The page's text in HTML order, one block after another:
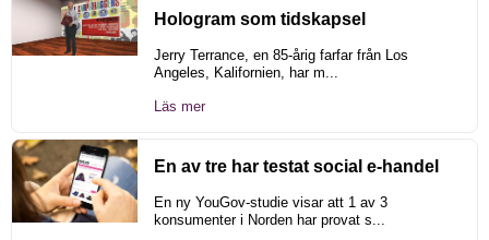
Hologram som tidskapsel
Jerry Terrance, en 85-årig farfar från Los
Angeles, Kalifornien, har m...
Läs mer
En av tre har testat social e-handel
En ny YouGov-studie visar att 1 av 3
konsumenter i Norden har provat s...